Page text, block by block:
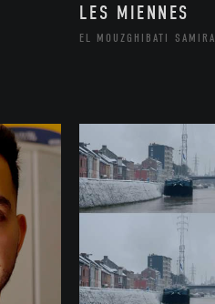
LES MIENNES
EL MOUZGHIBATI SAMIRA